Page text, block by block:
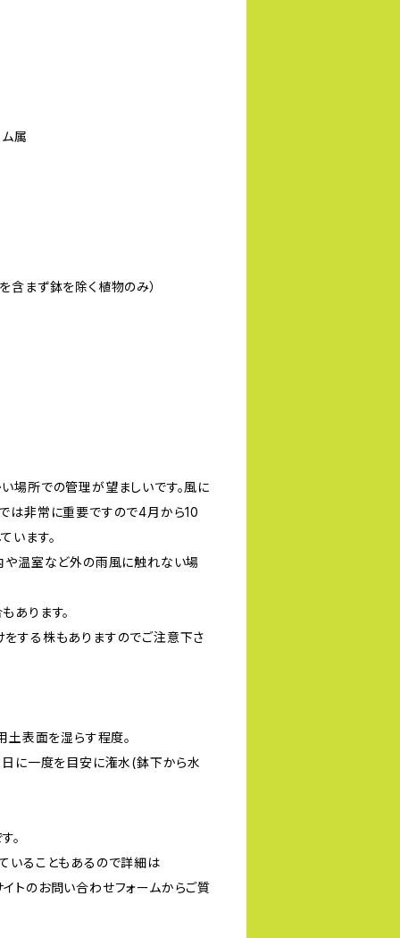
属
まず鉢を除く植物のみ）
場所での管理が望ましいです。風に
は非常に重要ですので4月から10
います。
温室など外の雨風に触れない場
あります。
する株もありますのでご注意下さ
表面を湿らす程度。
に一度を目安に潅水(鉢下から水
。
いることもあるので詳細は
トのお問い合わせフォームからご質